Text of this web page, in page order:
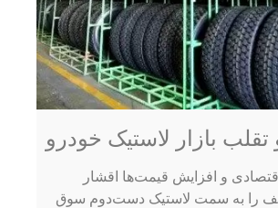
بازار لاستیک خودرو
و افزایش قیمت‌ها اقشار
را به سمت لاستیک دست‌دوم سوق